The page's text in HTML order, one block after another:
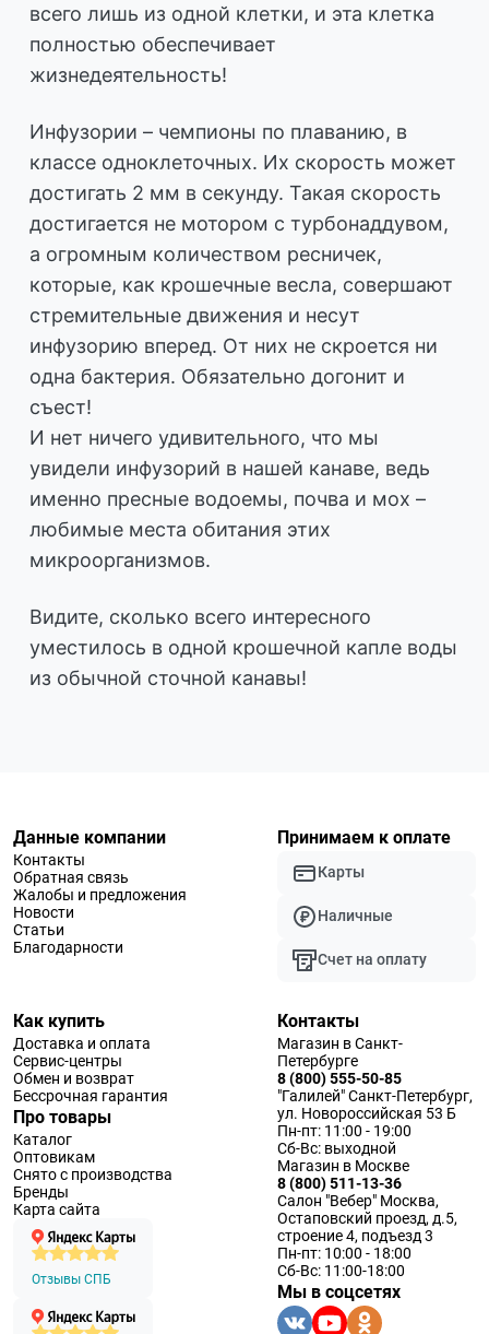
всего лишь из одной клетки, и эта клетка
полностью обеспечивает
жизнедеятельность!
Инфузории – чемпионы по плаванию, в
классе одноклеточных. Их скорость может
достигать 2 мм в секунду. Такая скорость
достигается не мотором с турбонаддувом,
а огромным количеством ресничек,
которые, как крошечные весла, совершают
стремительные движения и несут
инфузорию вперед. От них не скроется ни
одна бактерия. Обязательно догонит и
съест!
И нет ничего удивительного, что мы
увидели инфузорий в нашей канаве, ведь
именно пресные водоемы, почва и мох –
любимые места обитания этих
микроорганизмов.
Видите, сколько всего интересного
уместилось в одной крошечной капле воды
из обычной сточной канавы!
Данные компании
Контакты
Обратная связь
Жалобы и предложения
Новости
Статьи
Благодарности
Принимаем к оплате
Карты
Наличные
Счет на оплату
Как купить
Доставка и оплата
Сервис-центры
Обмен и возврат
Бессрочная гарантия
Про товары
Каталог
Оптовикам
Снято с производства
Бренды
Карта сайта
Отзывы СПБ
Контакты
Магазин в Санкт-
Петербурге
8 (800) 555-50-85
"Галилей" Санкт-Петербург,
ул. Новороссийская 53 Б
Пн-пт: 11:00 - 19:00
Сб-Вс: выходной
Магазин в Москве
8 (800) 511-13-36
Салон "Вебер" Москва,
Остаповский проезд, д.5,
строение 4, подъезд 3
Пн-пт: 10:00 - 18:00
Сб-Вс: 11:00-18:00
Мы в соцсетях